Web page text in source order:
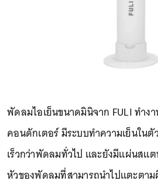
พัดลมไอเย็นขนาดมินิจาก FULI ทำง
คอนดักเตอร์ มีระบบทำความเย็นใน
เร็วกว่าพัดลมทั่วไป และยังมีแผ่นสแ
หัวของพัดลมที่สามารถนำไปแตะตา